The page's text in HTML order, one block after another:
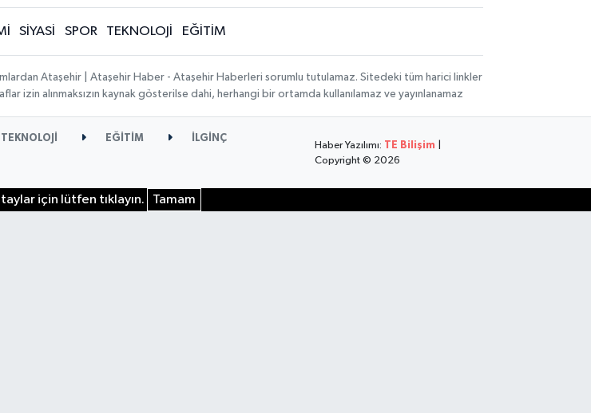
SİYASİ SPOR TEKNOLOJİ EĞİTİM
Ataşehir | Ataşehir Haber - Ataşehir Haberleri sorumlu tutulamaz. Sitedeki tüm harici linkler
izin alınmaksızın kaynak gösterilse dahi, herhangi bir ortamda kullanılamaz ve yayınlanamaz
TEKNOLOJİ EĞİTİM
İLGİNÇ
Haber Yazılımı: TE Bilişim
Copyright © 2026
için lütfen tıklayın. Tamam